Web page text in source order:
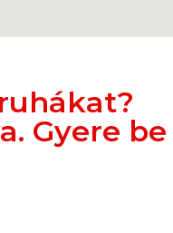
Gyere be